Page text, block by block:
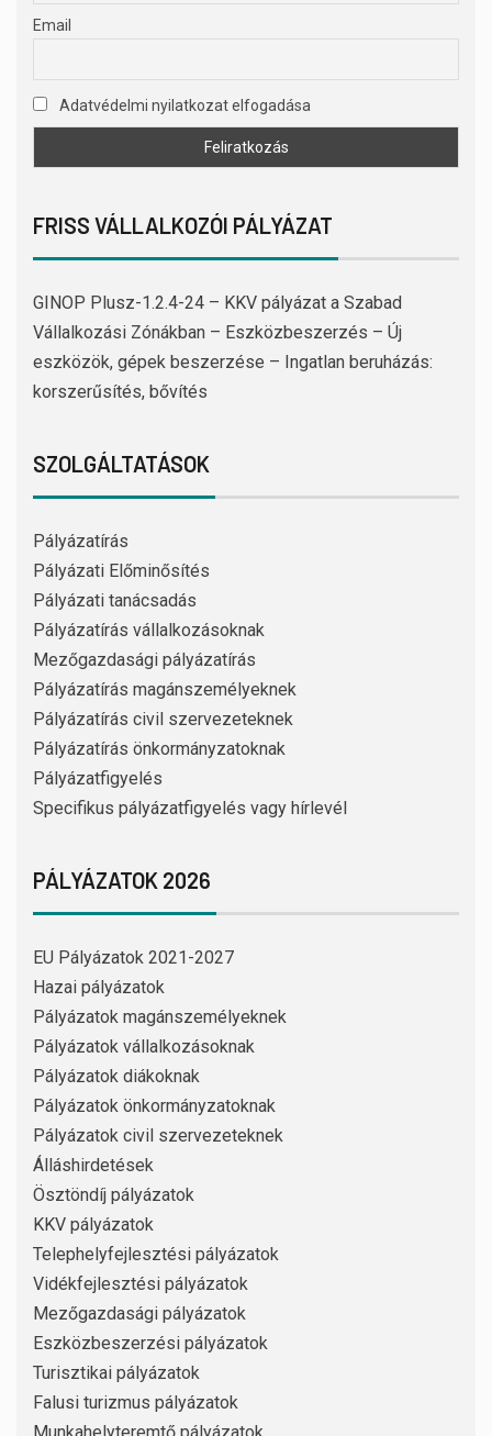
Email
Adatvédelmi nyilatkozat elfogadása
FRISS VÁLLALKOZÓI PÁLYÁZAT
GINOP Plusz-1.2.4-24 – KKV pályázat a Szabad
Vállalkozási Zónákban – Eszközbeszerzés – Új
eszközök, gépek beszerzése – Ingatlan beruházás:
korszerűsítés, bővítés
SZOLGÁLTATÁSOK
Pályázatírás
Pályázati Előminősítés
Pályázati tanácsadás
Pályázatírás vállalkozásoknak
Mezőgazdasági pályázatírás
Pályázatírás magánszemélyeknek
Pályázatírás civil szervezeteknek
Pályázatírás önkormányzatoknak
Pályázatfigyelés
Specifikus pályázatfigyelés vagy hírlevél
PÁLYÁZATOK 2026
EU Pályázatok 2021-2027
Hazai pályázatok
Pályázatok magánszemélyeknek
Pályázatok vállalkozásoknak
Pályázatok diákoknak
Pályázatok önkormányzatoknak
Pályázatok civil szervezeteknek
Álláshirdetések
Ösztöndíj pályázatok
KKV pályázatok
Telephelyfejlesztési pályázatok
Vidékfejlesztési pályázatok
Mezőgazdasági pályázatok
Eszközbeszerzési pályázatok
Turisztikai pályázatok
Falusi turizmus pályázatok